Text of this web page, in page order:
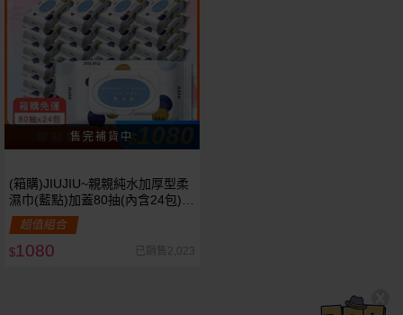
即 刻 開 搶 $
(箱購)JIUJIU~親親純水加厚型柔
濕巾(藍點)加蓋80抽(內含24包)限
宅配
超值組合
$1080 已銷售2,023